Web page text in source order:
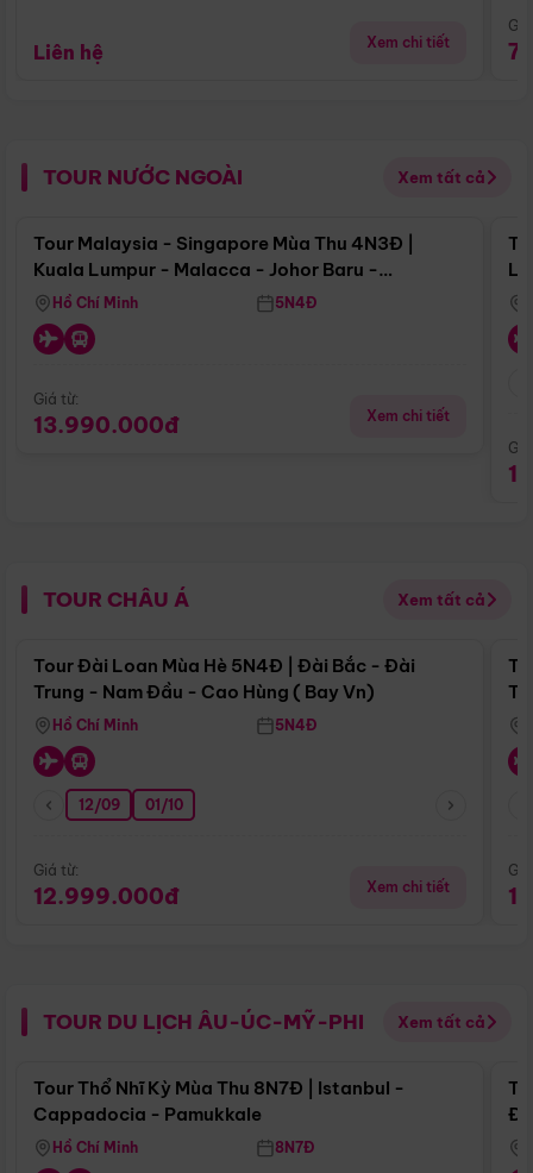
Liên hệ Xem chi tiết
TOUR NƯỚC NGOÀI Xem tất cả
Điểm nổi bật
Tour Malaysia - Singapore Mùa Thu 4N3Đ |
Kuala Lumpur - Malacca - Johor Baru -
Singapore
Hồ Chí Minh 5N4Đ
Giá từ:
13.990.000đ Xem chi tiết
TOUR CHÂU Á Xem tất cả
Điểm nổi bật
Tour Đài Loan Mùa Hè 5N4Đ | Đài Bắc - Đài
Trung - Nam Đầu - Cao Hùng ( Bay Vn)
Hồ Chí Minh 5N4Đ
12/09 01/10
Giá từ:
12.999.000đ Xem chi tiết
TOUR DU LỊCH ÂU-ÚC-MỸ-PHI Xem tất cả
Điểm nổi bật
Tour Thổ Nhĩ Kỳ Mùa Thu 8N7Đ | Istanbul -
Cappadocia - Pamukkale
Hồ Chí Minh 8N7Đ